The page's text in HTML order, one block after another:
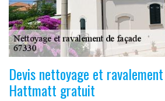
Devis nettoyage et
Hattmatt gratuit